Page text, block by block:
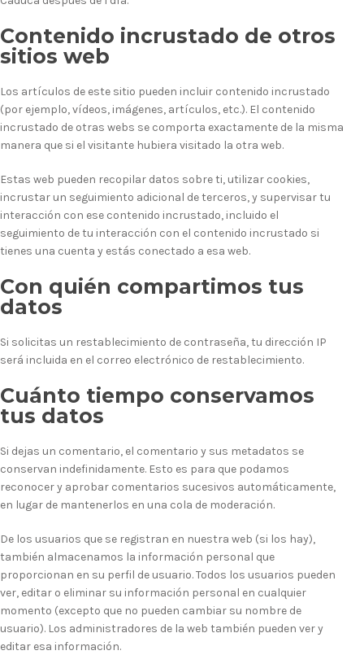
Contenido incrustado de otros
sitios web
Los artículos de este sitio pueden incluir contenido incrustado
(por ejemplo, vídeos, imágenes, artículos, etc.). El contenido
incrustado de otras webs se comporta exactamente de la misma
manera que si el visitante hubiera visitado la otra web.
Estas web pueden recopilar datos sobre ti, utilizar cookies,
incrustar un seguimiento adicional de terceros, y supervisar tu
interacción con ese contenido incrustado, incluido el
seguimiento de tu interacción con el contenido incrustado si
tienes una cuenta y estás conectado a esa web.
Con quién compartimos tus
datos
Si solicitas un restablecimiento de contraseña, tu dirección IP
será incluida en el correo electrónico de restablecimiento.
Cuánto tiempo conservamos
tus datos
Si dejas un comentario, el comentario y sus metadatos se
conservan indefinidamente. Esto es para que podamos
reconocer y aprobar comentarios sucesivos automáticamente,
en lugar de mantenerlos en una cola de moderación.
De los usuarios que se registran en nuestra web (si los hay),
también almacenamos la información personal que
proporcionan en su perfil de usuario. Todos los usuarios pueden
ver, editar o eliminar su información personal en cualquier
momento (excepto que no pueden cambiar su nombre de
usuario). Los administradores de la web también pueden ver y
editar esa información.